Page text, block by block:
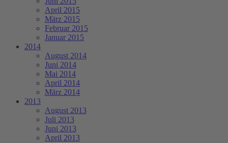
April 2015
März 2015
Februar 2015
Januar 2015
2014
August 2014
Juni 2014
Mai 2014
April 2014
März 2014
2013
August 2013
Juli 2013
Juni 2013
April 2013